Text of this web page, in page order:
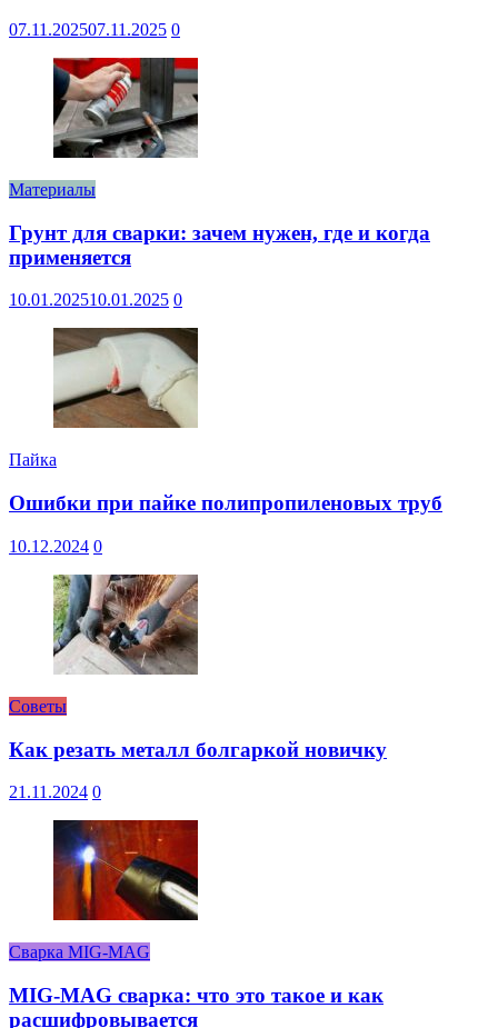
07.11.202507.11.2025 0
Материалы
Грунт для сварки: зачем нужен, где и когда
применяется
10.01.202510.01.2025 0
Пайка
Ошибки при пайке полипропиленовых труб
10.12.2024 0
Советы
Как резать металл болгаркой новичку
21.11.2024 0
Сварка MIG-MAG
MIG-MAG сварка: что это такое и как
расшифровывается